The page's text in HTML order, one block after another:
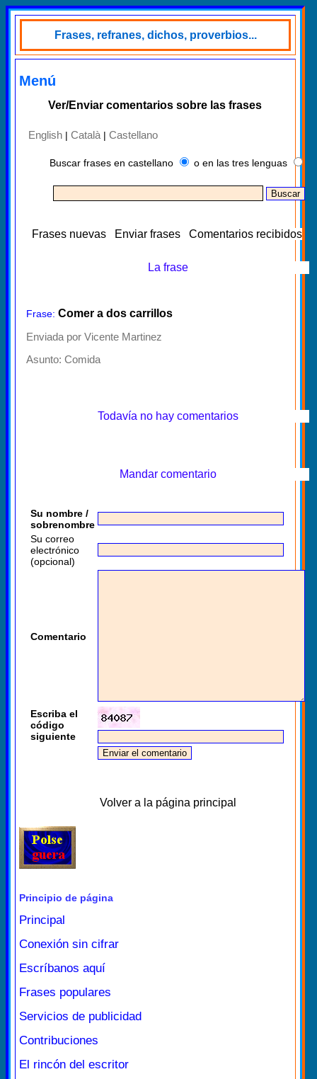
Frases, refranes, dichos, proverbios...
Menú
Ver/Enviar comentarios sobre las frases
English | Català | Castellano
Buscar frases en castellano o en las tres lenguas
Frases nuevas Enviar frases Comentarios recibidos
La frase
Frase: Comer a dos carrillos
Enviada por Vicente Martinez
Asunto: Comida
Todavía no hay comentarios
Mandar comentario
Su nombre /
sobrenombre
Su correo
electrónico
(opcional)
Comentario
Escriba el
código
siguiente
Volver a la página principal
Principio de página
Principal
Conexión sin cifrar
Escríbanos aquí
Frases populares
Servicios de publicidad
Contribuciones
El rincón del escritor